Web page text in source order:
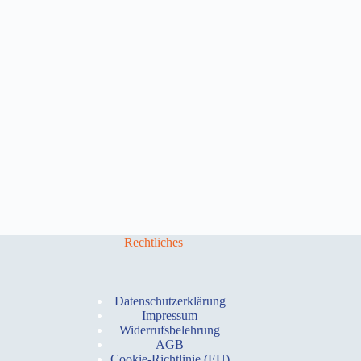
Rechtliches
Datenschutzerklärung
Impressum
Widerrufsbelehrung
AGB